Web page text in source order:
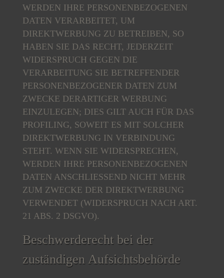
WERDEN IHRE PERSONENBEZOGENEN
DATEN VERARBEITET, UM
DIREKTWERBUNG ZU BETREIBEN, SO
HABEN SIE DAS RECHT, JEDERZEIT
WIDERSPRUCH GEGEN DIE
VERARBEITUNG SIE BETREFFENDER
PERSONENBEZOGENER DATEN ZUM
ZWECKE DERARTIGER WERBUNG
EINZULEGEN; DIES GILT AUCH FÜR DAS
PROFILING, SOWEIT ES MIT SOLCHER
DIREKTWERBUNG IN VERBINDUNG
STEHT. WENN SIE WIDERSPRECHEN,
WERDEN IHRE PERSONENBEZOGENEN
DATEN ANSCHLIESSEND NICHT MEHR
ZUM ZWECKE DER DIREKTWERBUNG
VERWENDET (WIDERSPRUCH NACH ART.
21 ABS. 2 DSGVO).
Beschwerde­recht bei der
zuständigen Aufsichts­behörde